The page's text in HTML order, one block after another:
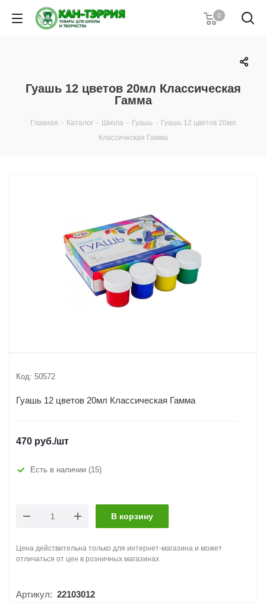
0
Гуашь 12 цветов 20мл Классическая
Гамма
Главная - Каталог - Школа - Гуашь - Гуашь 12 цветов 20мл
Классическая Гамма
Код: 50572
Гуашь 12 цветов 20мл Классическая Гамма
470 руб./шт
Есть в наличии (15)
В корзину
Цена действительна только для интернет-магазина и может
отличаться от цен в розничных магазинах
Артикул: 22103012